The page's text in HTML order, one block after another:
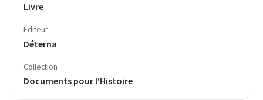
Livre
Éditeur
Déterna
Collection
Documents pour l'Histoire